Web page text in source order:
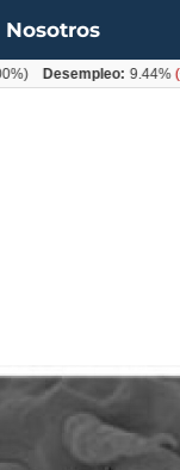
Nosotros
Desempleo: 9.44%(+0.33